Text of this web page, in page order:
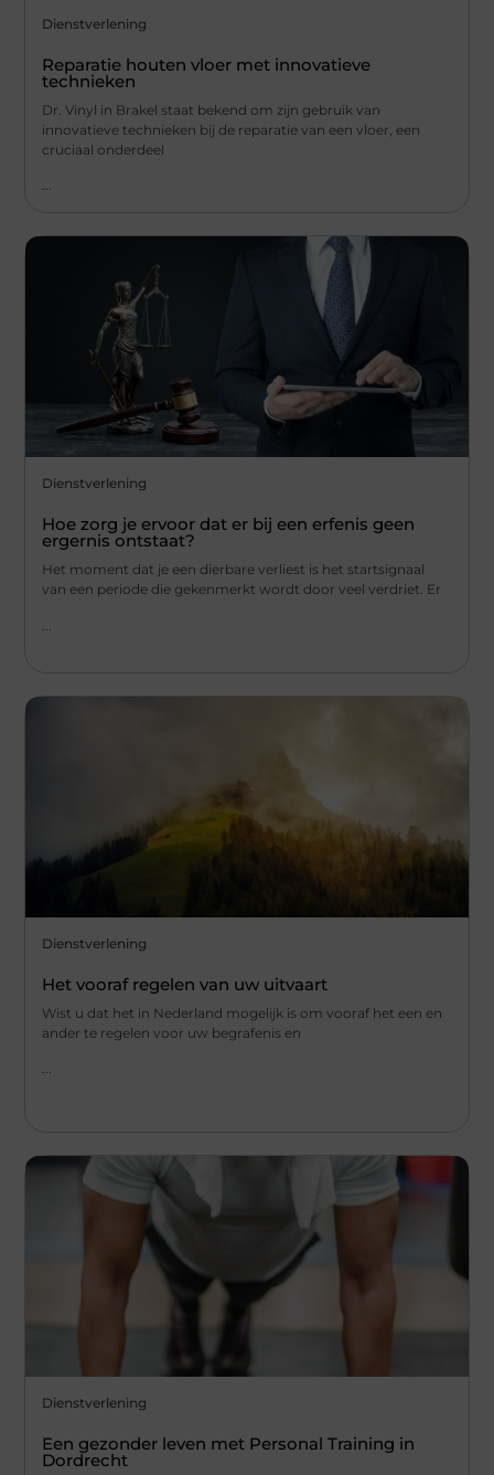
Dienstverlening
Reparatie houten vloer met innovatieve
technieken
Dr. Vinyl in Brakel staat bekend om zijn gebruik van
innovatieve technieken bij de reparatie van een vloer, een
cruciaal onderdeel
...
Dienstverlening
Hoe zorg je ervoor dat er bij een erfenis geen
ergernis ontstaat?
Het moment dat je een dierbare verliest is het startsignaal
van een periode die gekenmerkt wordt door veel verdriet. Er
Dienstverlening
Het vooraf regelen van uw uitvaart
Wist u dat het in Nederland mogelijk is om vooraf het een en
ander te regelen voor uw begrafenis en
...
Dienstverlening
Een gezonder leven met Personal Training in
Dordrecht